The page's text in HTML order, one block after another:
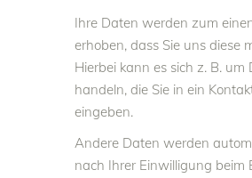
Ihre Daten werden zum
erhoben, dass Sie uns diese
Hierbei kann es sich z. B. um
handeln, die Sie in ein
eingeben.
Andere Daten werden
nach Ihrer Einwilligung beim